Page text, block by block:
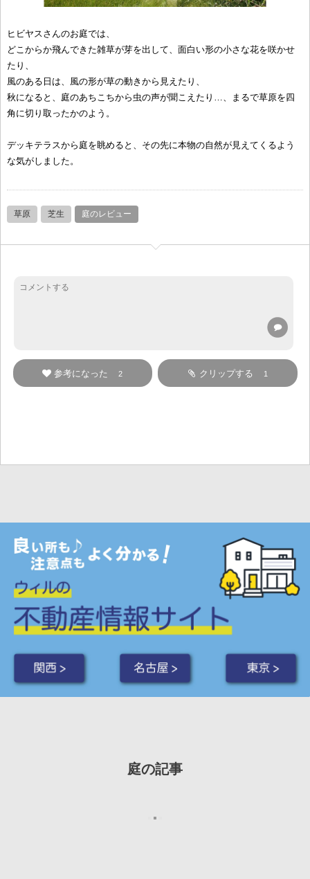
ヒビヤスさんのお庭では、
どこからか飛んできた雑草が芽を出して、面白い形の小さな花を咲かせ
たり、
風のある日は、風の形が草の動きから見えたり、
秋になると、庭のあちこちから虫の声が聞こえたり…、まるで草原を四
角に切り取ったかのよう。
デッキテラスから庭を眺めると、その先に本物の自然が見えてくるよう
な気がしました。
草原 芝生 庭のレビュー
クリップする 1
参考になった 2
関西 > 名古屋 > 東京 >
庭の記事